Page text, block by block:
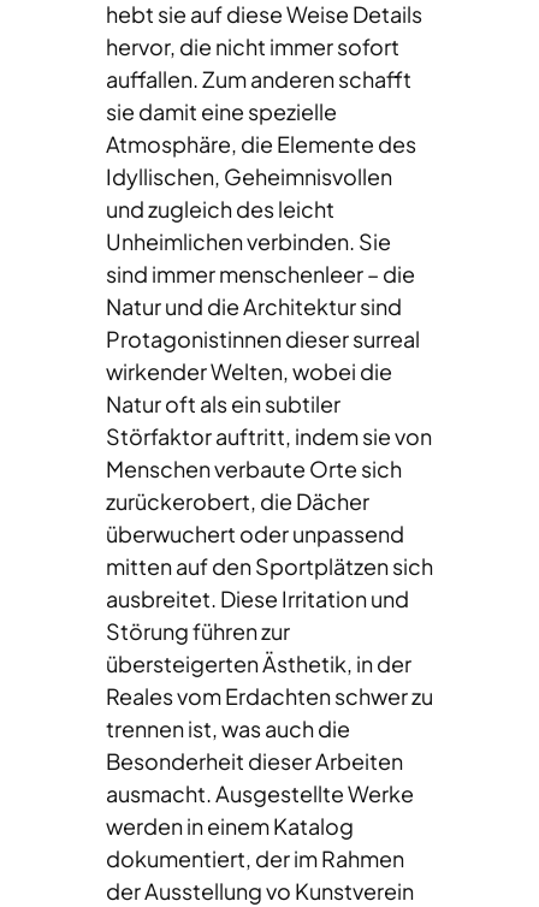
hebt sie auf diese Weise Details
hervor, die nicht immer sofort
auffallen. Zum anderen schafft
sie damit eine spezielle
Atmosphäre, die Elemente des
Idyllischen, Geheimnisvollen
und zugleich des leicht
Unheimlichen verbinden. Sie
sind immer menschenleer – die
Natur und die Architektur sind
Protagonistinnen dieser surreal
wirkender Welten, wobei die
Natur oft als ein subtiler
Störfaktor auftritt, indem sie von
Menschen verbaute Orte sich
zurückerobert, die Dächer
überwuchert oder unpassend
mitten auf den Sportplätzen sich
ausbreitet. Diese Irritation und
Störung führen zur
übersteigerten Ästhetik, in der
Reales vom Erdachten schwer zu
trennen ist, was auch die
Besonderheit dieser Arbeiten
ausmacht. Ausgestellte Werke
werden in einem Katalog
dokumentiert, der im Rahmen
der Ausstellung vo Kunstverein